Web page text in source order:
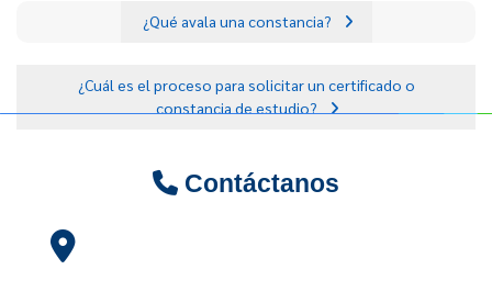
¿Qué avala una constancia?
¿Cuál es el proceso para solicitar un certificado o
constancia de estudio?
Contáctanos